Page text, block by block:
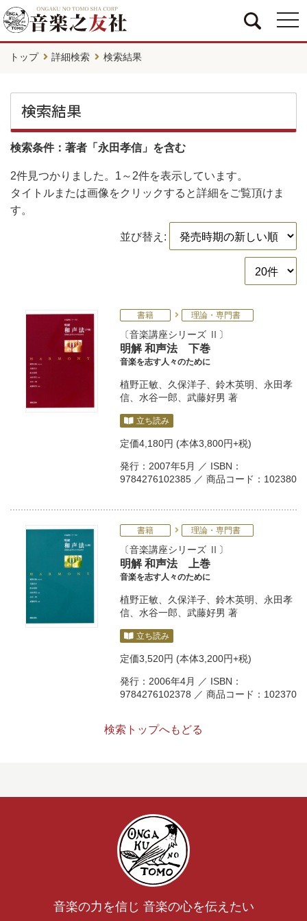
トップ 詳細検索 検索結果
検索結果
検索条件：著者「永田孝信」を含む
2件見つかりました。 1～2件を表示しています。
タイトルまたは画像をクリックすると詳細をご覧頂けま
す。
並び替え:
書籍 理論・専門書
音楽講座シリーズ Ⅱ
明解 和声法 下巻
音楽を志す人々のために
植野正敏 久保洋子 鈴木英明
永田孝
信
水谷一郎 武藤好男 著
立ち読み
定価4,180円 (本体3,800円+税)
発行：2007年5月 ／ ISBN：
9784276102385 ／ 商品コード：102380
書籍 理論・専門書
音楽講座シリーズ Ⅱ
明解 和声法 上巻
音楽を志す人々のために
植野正敏 久保洋子 鈴木英明
永田孝
信
水谷一郎 武藤好男 著
立ち読み
定価3,520円 (本体3,200円+税)
発行：2006年4月 ／ ISBN：
9784276102378 ／ 商品コード：102370
検索トップへもどる
音楽の力を信じ 音楽の心を伝えたい